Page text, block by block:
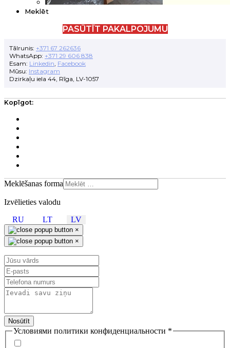
Meklēt
PASŪTĪT PAKALPOJUMU
Tālrunis: +371 67 262636
WhatsApp: +371 29 606 838
Esam: Linkedin Facebook
Mūsu: Instagram
Dzirkaļu iela 44, Rīga, LV-1057
Kopīgot:
Meklēšanas forma
Izvēlieties valodu
RU
LT LV
×
×
Nosūtīt
Условиями политики конфиденциальности *